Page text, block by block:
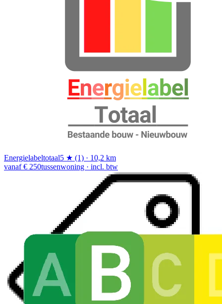
Energielabeltotaal5 ★ (1) · 10,2 km
vanaf € 250tussenwoning · incl. btw